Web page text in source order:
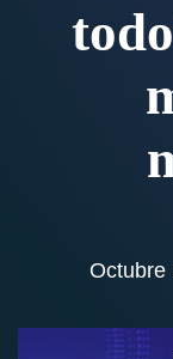
Octubre